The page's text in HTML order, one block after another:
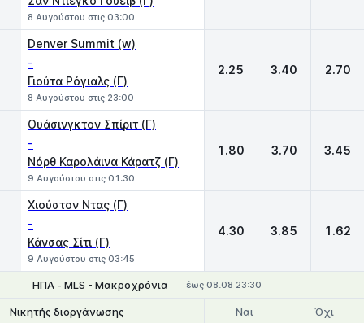
8 Αυγούστου στις 03:00
Denver Summit (w)
-
Γιούτα Ρόγιαλς (Γ)
8 Αυγούστου στις 23:00
2.25 3.40 2.70
Ουάσινγκτον Σπίριτ (Γ)
-
Νόρθ Καρολάινα Κάρατζ (Γ)
9 Αυγούστου στις 01:30
1.80 3.70 3.45
Χιούστον Ντας (Γ)
-
Κάνσας Σίτι (Γ)
9 Αυγούστου στις 03:45
4.30 3.85 1.62
ΗΠΑ - MLS - Μακροχρόνια έως 08.08 23:30
Νικητής διοργάνωσης Ναι Όχι